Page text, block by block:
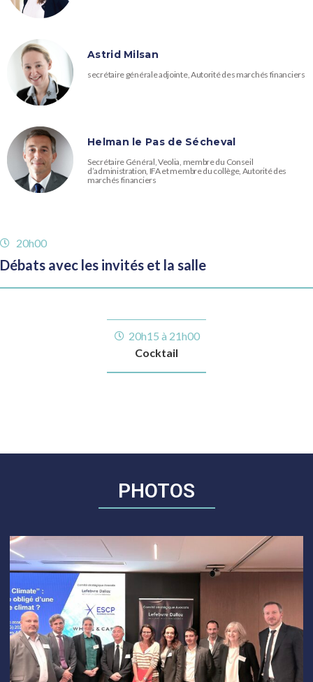
Astrid Milsan
secrétaire générale adjointe, Autorité des marchés financiers
Helman le Pas de Sécheval
Secrétaire Général, Veolia, membre du Conseil
d’administration, IFA et membre du collège, Autorité des
marchés financiers
20h00
Débats avec les invités et la salle
20h15 à 21h00
Cocktail
PHOTOS